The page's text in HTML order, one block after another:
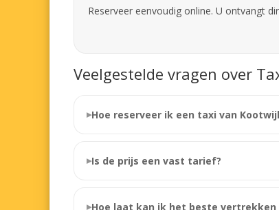
Reserveer eenvoudig online. U ontvangt
Veelgestelde vragen over
Hoe reserveer ik een taxi van
Is de prijs een vast tarief?
Hoe laat kan ik het beste vertrekken